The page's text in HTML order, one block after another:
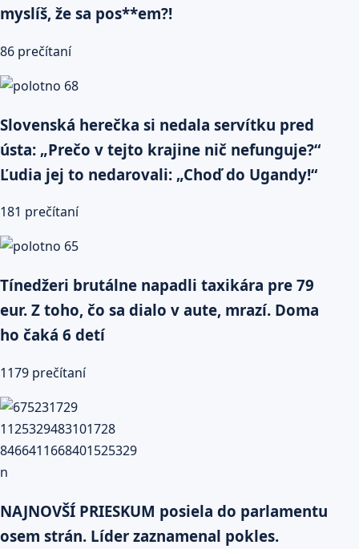
myslíš, že sa pos**em?!
86 prečítaní
Slovenská herečka si nedala servítku pred
ústa: „Prečo v tejto krajine nič nefunguje?“
Ľudia jej to nedarovali: „Choď do Ugandy!“
181 prečítaní
Tínedžeri brutálne napadli taxikára pre 79
eur. Z toho, čo sa dialo v aute, mrazí. Doma
ho čaká 6 detí
1179 prečítaní
NAJNOVŠÍ PRIESKUM posiela do parlamentu
osem strán. Líder zaznamenal pokles.